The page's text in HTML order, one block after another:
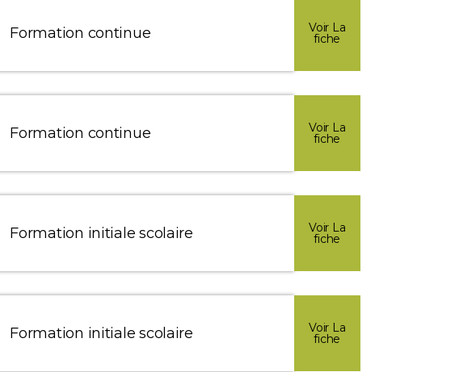
Formation continue Voir La
fiche
Formation continue Voir La
fiche
Formation initiale scolaire Voir La
fiche
Formation initiale scolaire Voir La
fiche